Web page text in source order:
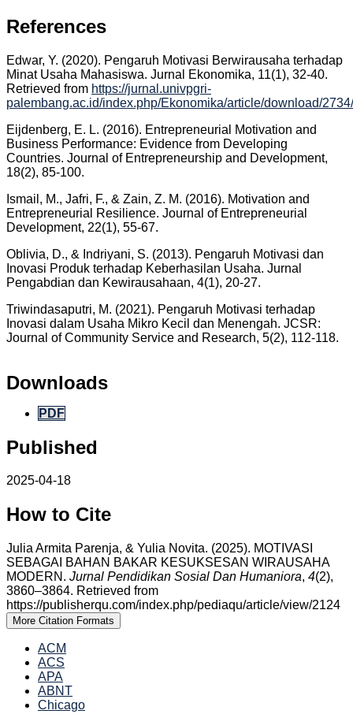
References
Edwar, Y. (2020). Pengaruh Motivasi Berwirausaha terhadap
Minat Usaha Mahasiswa. Jurnal Ekonomika, 11(1), 32-40.
Retrieved from https://jurnal.univpgri-
palembang.ac.id/index.php/Ekonomika/article/download/
Eijdenberg, E. L. (2016). Entrepreneurial Motivation and
Business Performance: Evidence from Developing
Countries. Journal of Entrepreneurship and Development,
18(2), 85-100.
Ismail, M., Jafri, F., & Zain, Z. M. (2016). Motivation and
Entrepreneurial Resilience. Journal of Entrepreneurial
Development, 22(1), 55-67.
Oblivia, D., & Indriyani, S. (2013). Pengaruh Motivasi dan
Inovasi Produk terhadap Keberhasilan Usaha. Jurnal
Pengabdian dan Kewirausahaan, 4(1), 20-27.
Triwindasaputri, M. (2021). Pengaruh Motivasi terhadap
Inovasi dalam Usaha Mikro Kecil dan Menengah. JCSR:
Journal of Community Service and Research, 5(2), 112-118.
Downloads
PDF
Published
2025-04-18
How to Cite
Julia Armita Parenja, & Yulia Novita. (2025). MOTIVASI
SEBAGAI BAHAN BAKAR KESUKSESAN WIRAUSAHA
MODERN. Jurnal Pendidikan Sosial Dan Humaniora, 4(2),
3860–3864. Retrieved from
https://publisherqu.com/index.php/pediaqu/article/view/2124
More Citation Formats
ACM
ACS
APA
ABNT
Chicago